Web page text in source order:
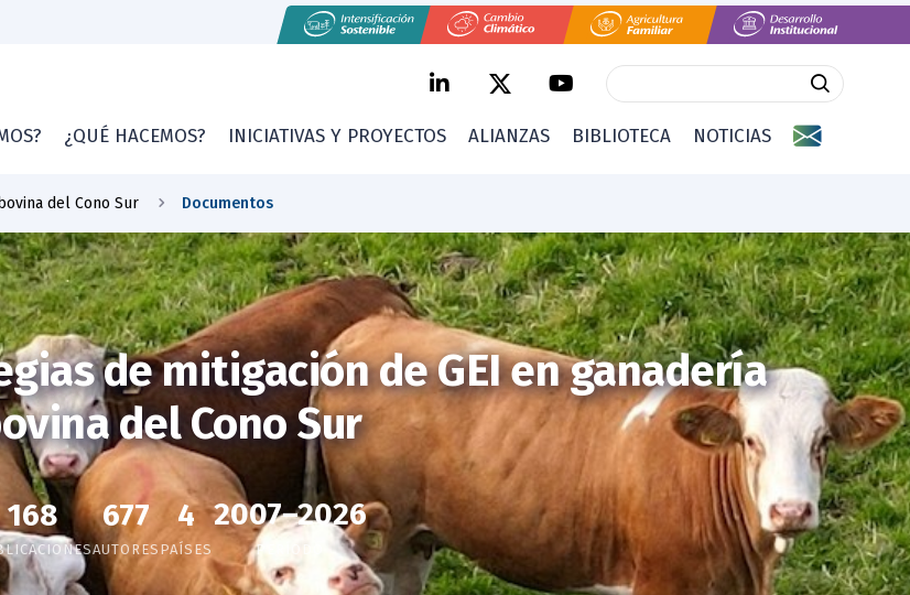
¿QUÉ HACEMOS? INICIATIVAS Y PROYECTOS ALIANZAS BIBLIOTECA NOTICIAS
del Cono Sur Documentos
de mitigación de GEI en ganadería
del Cono Sur
168 677
AUTORES
4
PAÍSES
2007–2026
PERÍODO